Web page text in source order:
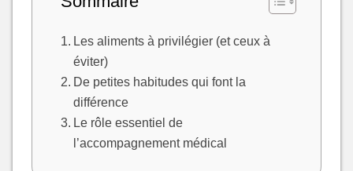
Les aliments à privilégier (et ceux à
éviter)
De petites habitudes qui font la
différence
Le rôle essentiel de
l’accompagnement médical